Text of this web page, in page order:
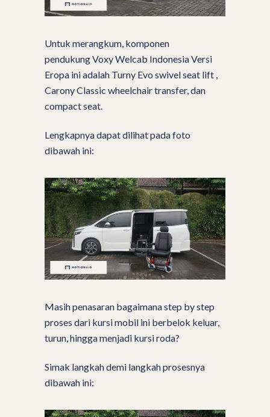
Untuk merangkum, komponen
pendukung Voxy Welcab Indonesia Versi
Eropa ini adalah Turny Evo swivel seat lift ,
Carony Classic wheelchair transfer, dan
compact seat.
Lengkapnya dapat dilihat pada foto
dibawah ini:
Masih penasaran bagaimana step by step
proses dari kursi mobil ini berbelok keluar,
turun, hingga menjadi kursi roda?
Simak langkah demi langkah prosesnya
dibawah ini: